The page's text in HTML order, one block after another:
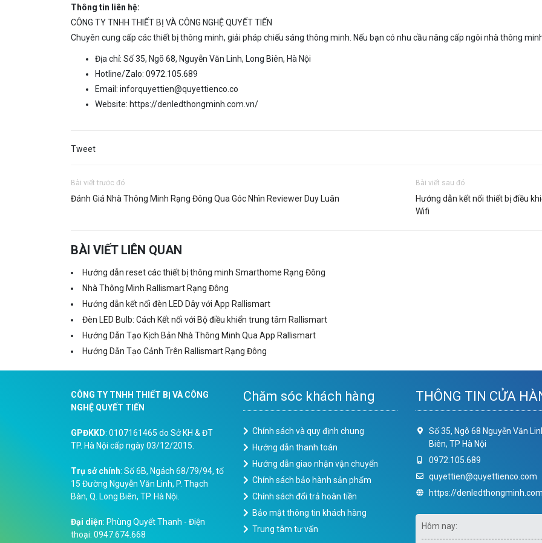
Thông tin liên hệ:
CÔNG TY TNHH THIẾT BỊ VÀ CÔNG NGHỆ QUYẾT TIẾN
Chuyên cung cấp các thiết bị thông minh, giải pháp chiếu sáng thông minh. Nếu bạn có nhu cầu nâng cấp ngôi nhà thông
Địa chỉ: Số 35, Ngõ 68, Nguyễn Văn Linh, Long Biên, Hà Nội
Hotline/Zalo: 0972.105.689
Email: inforquyettien@quyettienco.co
Website: https://denledthongminh.com.vn/
Tweet
Bài viết trước đó
Đánh Giá Nhà Thông Minh Rạng Đông Qua Góc Nhìn Reviewer Duy Luân
Bài viết sau đó
Hướng dẫn kết nối thiết bị điều
Wifi
BÀI VIẾT LIÊN QUAN
Hướng dẫn reset các thiết bị thông minh Smarthome Rạng Đông
Nhà Thông Minh Rallismart Rạng Đông
Hướng dẫn kết nối đèn LED Dây với App Rallismart
Đèn LED Bulb: Cách Kết nối với Bộ điều khiển trung tâm Rallismart
Hướng Dẫn Tạo Kịch Bản Nhà Thông Minh Qua App Rallismart
Hướng Dẫn Tạo Cảnh Trên Rallismart Rạng Đông
CÔNG TY TNHH THIẾT BỊ VÀ CÔNG
NGHỆ QUYẾT TIẾN
GPĐKKD: 0107161465 do Sở KH & ĐT
TP. Hà Nội cấp ngày 03/12/2015.
Trụ sở chính: Số 6B, Ngách 68/79/94, tổ
15 Đường Nguyễn Văn Linh, P. Thạch
Bàn, Q. Long Biên, TP. Hà Nội.
Đại diện: Phùng Quyết Thanh - Điện
thoại: 0947.674.668
Chăm sóc khách hàng
Chính sách và quy định chung
Hướng dẫn thanh toán
Hướng dẫn giao nhận vận chuyển
Chính sách bảo hành sản phẩm
Chính sách đổi trả hoàn tiền
Bảo mật thông tin khách hàng
Trung tâm tư vấn
THÔNG TIN CỬA
Số 35, Ngõ 68 Nguyễn Văn
Biên, TP Hà Nội
0972.105.689
quyettien@quyettienco.com
https://
Hôm nay: